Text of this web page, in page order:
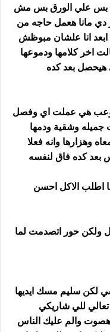
بس علي الورق بس مش
دي مانا هعمل حاجه من
ابعد انا علشان مبوظش
اخر كلامها ودموعها
هيحصل بعد كده
هي عملت اي وفصل
وشقية ودمها
وهزارها وانه فعلا
كده فاق لنفسه
اطلب الاكل احسن
ولكن حور اتصدمت لما
لكن سليم مسك ايديها
للي شاريكي
والم عليك الناس